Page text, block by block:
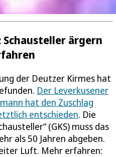
Schausteller ärgern
der Deutzer Kirmes hat
Der Leverkusener
hat den Zuschlag
entschieden. Die
(GKS) muss das
als 50 Jahren abgeben.
Luft. Mehr erfahren: